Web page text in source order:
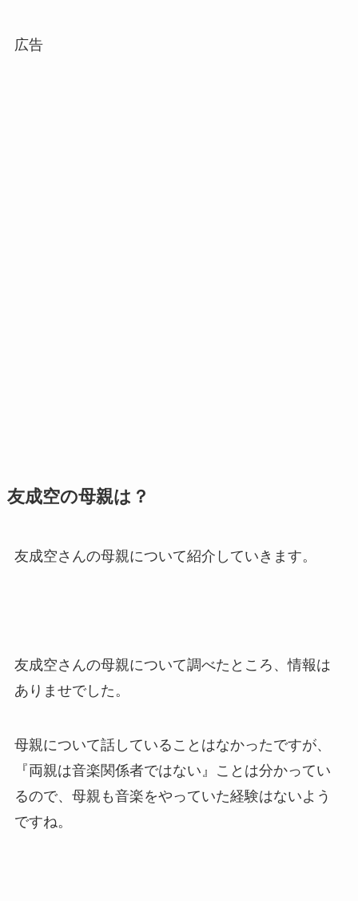
広告
友成空の母親は？
友成空さんの母親について紹介していきます。
友成空さんの母親について調べたところ、情報は
ありませでした。
母親について話していることはなかったですが、
『両親は音楽関係者ではない』ことは分かってい
るので、母親も音楽をやっていた経験はないよう
ですね。